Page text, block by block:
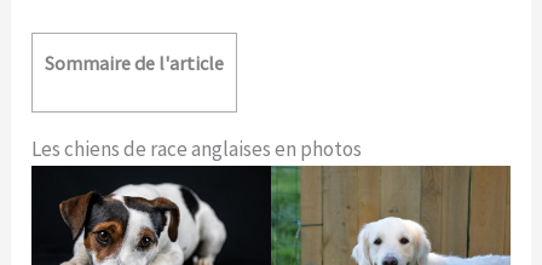
Sommaire de l'article
Les chiens de race anglaises en photos